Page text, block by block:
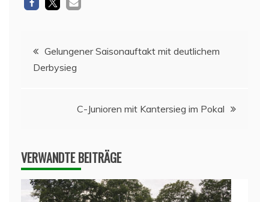
Beitragsnavigation
Gelungener Saisonauftakt mit deutlichem
Derbysieg
C-Junioren mit Kantersieg im Pokal
VERWANDTE BEITRÄGE